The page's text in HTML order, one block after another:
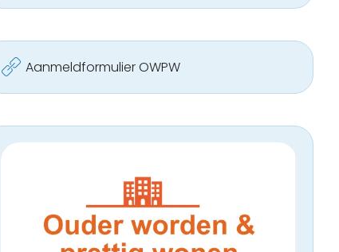
Aanmeldformulier OWPW